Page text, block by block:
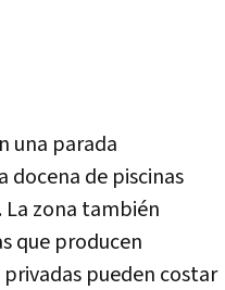
una parada
docena de piscinas
zona también
que producen
pueden costar